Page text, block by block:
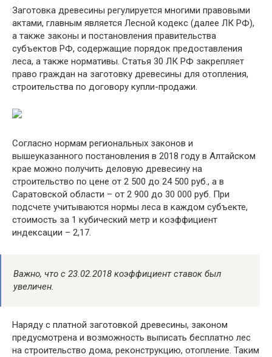
Заготовка древесины регулируется многими правовыми
актами, главным является Лесной кодекс (далее ЛК РФ),
а также законы и постановления правительства
субъектов РФ, содержащие порядок предоставления
леса, а также нормативы. Статья 30 ЛК РФ закрепляет
право граждан на заготовку древесины для отопления,
строительства по договору купли-продажи.
Согласно нормам региональных законов и
вышеуказанного постановления в 2018 году в Алтайском
крае можно получить деловую древесину на
строительство по цене от 2 500 до 24 500 руб., а в
Саратовской области – от 2 900 до 30 000 руб. При
подсчете учитываются нормы леса в каждом субъекте,
стоимость за 1 кубический метр и коэффициент
индексации – 2,17.
Важно, что с 23.02.2018 коэффициент ставок был
увеличен.
Наряду с платной заготовкой древесины, законом
предусмотрена и возможность выписать бесплатно лес
на строительство дома, реконструкцию, отопление. Таким